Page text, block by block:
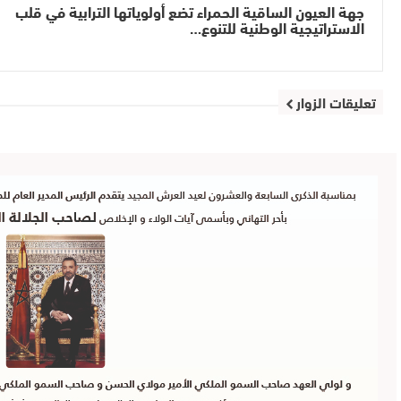
جهة العيون الساقية الحمراء تضع أولوياتها الترابية في قلب
الاستراتيجية الوطنية للتنوع…
تعليقات الزوار